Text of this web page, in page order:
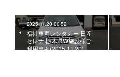
2025.11.20 00:52
福祉車両レンタカー 日産
セレナ 栃木県W施設様ご
利用事例(2025.11.20)